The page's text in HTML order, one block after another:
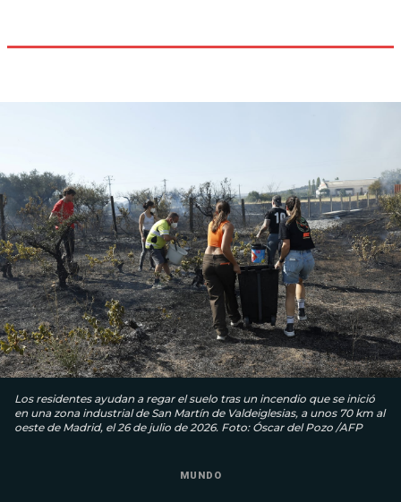
Los residentes ayudan a regar el suelo tras un incendio que se inició
en una zona industrial de San Martín de Valdeiglesias, a unos 70 km al
oeste de Madrid, el 26 de julio de 2026. Foto: Óscar del Pozo /AFP
MUNDO